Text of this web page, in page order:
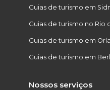
Guias de turismo em
Guias de turismo no Rio
Guias de turismo em
Guias de turismo em
Nossos serviços